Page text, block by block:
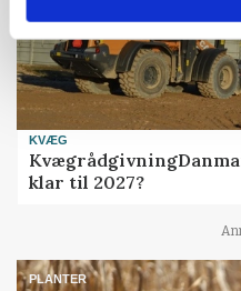
KVÆG
klar til 2027?
PLANTER